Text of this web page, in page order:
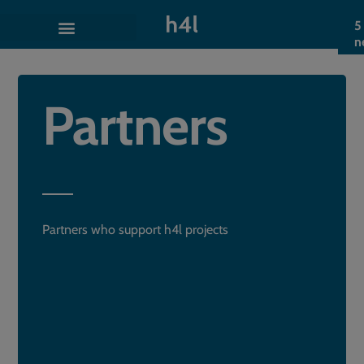
5
Partners
Partners who support h4l projects